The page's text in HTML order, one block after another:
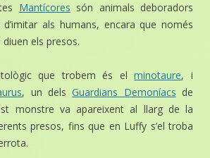
Mantícores són animals deboradors
d’imitar als humans, encara que només
els presos.
que trobem és elminotaure, i
, un dels Guardians Demoníacs de
monstre va apareixent al llarg de la
presos, fins que en Luffy s’el troba